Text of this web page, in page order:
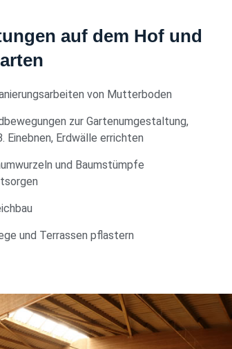
auf dem Hof und
von Mutterboden
zur Gartenumgestaltung,
Einebnen, Erdwälle errichten
und Baumstümpfe
und Terrassen pflastern